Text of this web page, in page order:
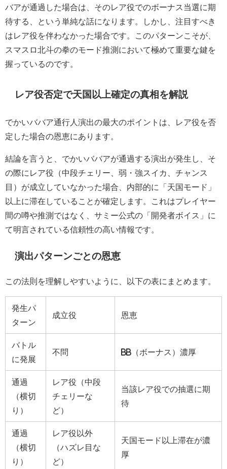
バアが通過した場合は、そのレア役でのボーナス当選に期
待する、という単純な話になります。しかし、注目すべき
はレア役を伴わなかった場合です。このパターンこそが、
スマスロ北斗の拳のモード推測において極めて重要な鍵を
握っているのです。
レア役否定で天国以上確定の真相を解説
でかいババア通行人演出の最大のポイントは、レア役を否
定した場合の恩恵にあります。
結論を言うと、でかいババアが通過する演出が発生し、そ
の際にレア役（中段チェリー、弱・強スイカ、チャンス
目）が成立していなかった場合、内部的に「天国モード」
以上に滞在していることが確定します。これはプレイヤー
間の噂や推測ではなく、サミー公式の「開発者ボイス」に
て明言されている信頼性の高い情報です。
演出パターンごとの恩恵
この法則を理解しやすいように、以下の表にまとめます。
発生パ
ターン
成立役 恩恵
バトル
に発展
不問 BB（ボーナス）濃厚
通過
（横切
り）
レア役（中段
チェリーな
ど）
当該レア役での抽選に期
待
通過
（横切
り）
レア役以外
（ハズレ目な
ど）
天国モード以上滞在が濃
厚